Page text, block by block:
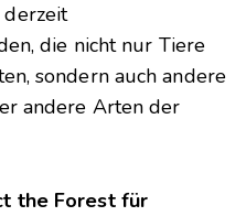
derzeit
die nicht nur Tiere
sondern auch andere
andere Arten der
the Forest für